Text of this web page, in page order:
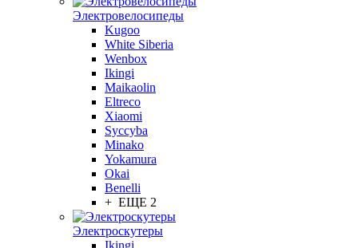
Электровелосипеды
Kugoo
White Siberia
Wenbox
Ikingi
Maikaolin
Eltreco
Xiaomi
Syccyba
Minako
Yokamura
Okai
Benelli
+ ЕЩЕ 2
Электроскутеры
Ikingi